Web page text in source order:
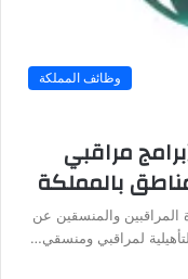
وظائف المملكة
مراقبي
بالمملكة
المراقبين والمنسقين عن
لمراقبي ومنسقي…